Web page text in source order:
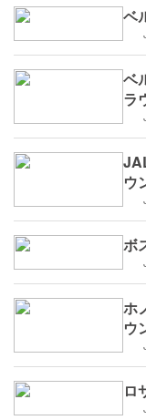
ベ
ベ
ラ
ウ
ボ
ホ
ウ
ロ